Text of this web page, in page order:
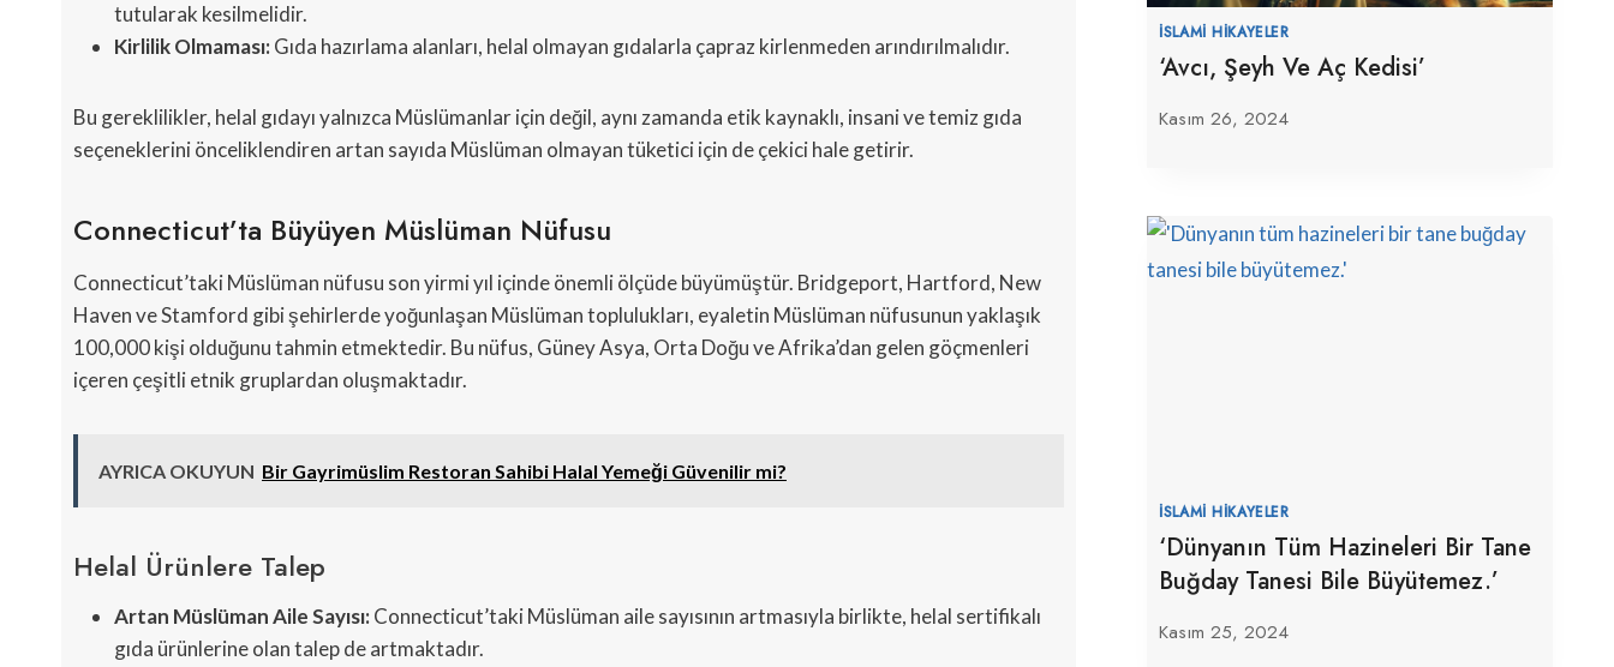
tutularak kesilmelidir.
Kirlilik Olmaması:Gıda hazırlama alanları, helal olmayan gıdalarla çapraz kirlenmeden arındırılmalıdır.
Bu gereklilikler, helal gıdayı yalnızca Müslümanlar için değil, aynı zamanda etik kaynaklı, insani ve temiz gıda
seçeneklerini önceliklendiren artan sayıda Müslüman olmayan tüketici için de çekici hale getirir.
Connecticut’ta Büyüyen Müslüman Nüfusu
Connecticut’taki Müslüman nüfusu son yirmi yıl içinde önemli ölçüde büyümüştür. Bridgeport, Hartford, New
Haven ve Stamford gibi şehirlerde yoğunlaşan Müslüman toplulukları, eyaletin Müslüman nüfusunun yaklaşık
100,000 kişi olduğunu tahmin etmektedir. Bu nüfus, Güney Asya, Orta Doğu ve Afrika’dan gelen göçmenleri
içeren çeşitli etnik gruplardan oluşmaktadır.
AYRICA OKUYUN Bir Gayrimüslim Restoran Sahibi Halal Yemeği Güvenilir mi?
Helal Ürünlere Talep
Artan Müslüman Aile Sayısı:Connecticut’taki Müslüman aile sayısının artmasıyla birlikte, helal sertifikalı
gıda ürünlerine olan talep de artmaktadır.
İSLAMI HIKAYELER
‘Avcı, Şeyh Ve Aç Kedisi’
Kasım 26, 2024
İSLAMI HIKAYELER
‘Dünyanın Tüm Hazineleri Bir Tane
Buğday Tanesi Bile Büyütemez.’
Kasım 25, 2024